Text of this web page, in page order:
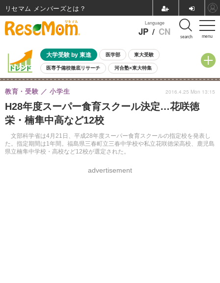
menu
Language
JP / CN search
大学受験 by 東進 医学部 東大受験
医専予備校徹底リサーチ 河合塾×東大特集
親子で考える大学選び 高校受験 中学受験 小学校受験
共通テスト 夏休み
8月開催イベント・WS 全国公立高校 過去問 人気記事
自由研究教材（小学生向け） 自由研究教材（中学生向け）
H28年度スーパー食育スクール決定…花咲徳
栄・楠隼中高など12校
文部科学省は4月21日、平成28年度スーパー食育スクールの指定校を発表し
た。指定期間は1年間。福島県三春町立三春中学校や私立花咲徳栄高校、鹿児島
県立楠隼中学校・高校など12校が選定された。
教育・受験 小学生
advertisement
2016.4.25 Mon 13:15
リセマム メンバーズ